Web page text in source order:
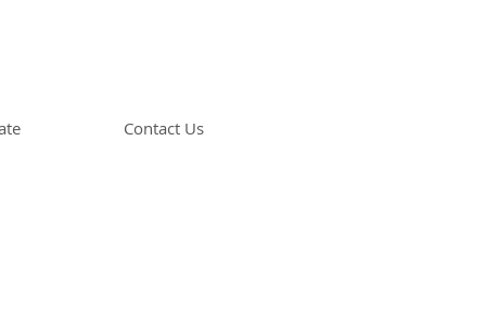
Contact Us